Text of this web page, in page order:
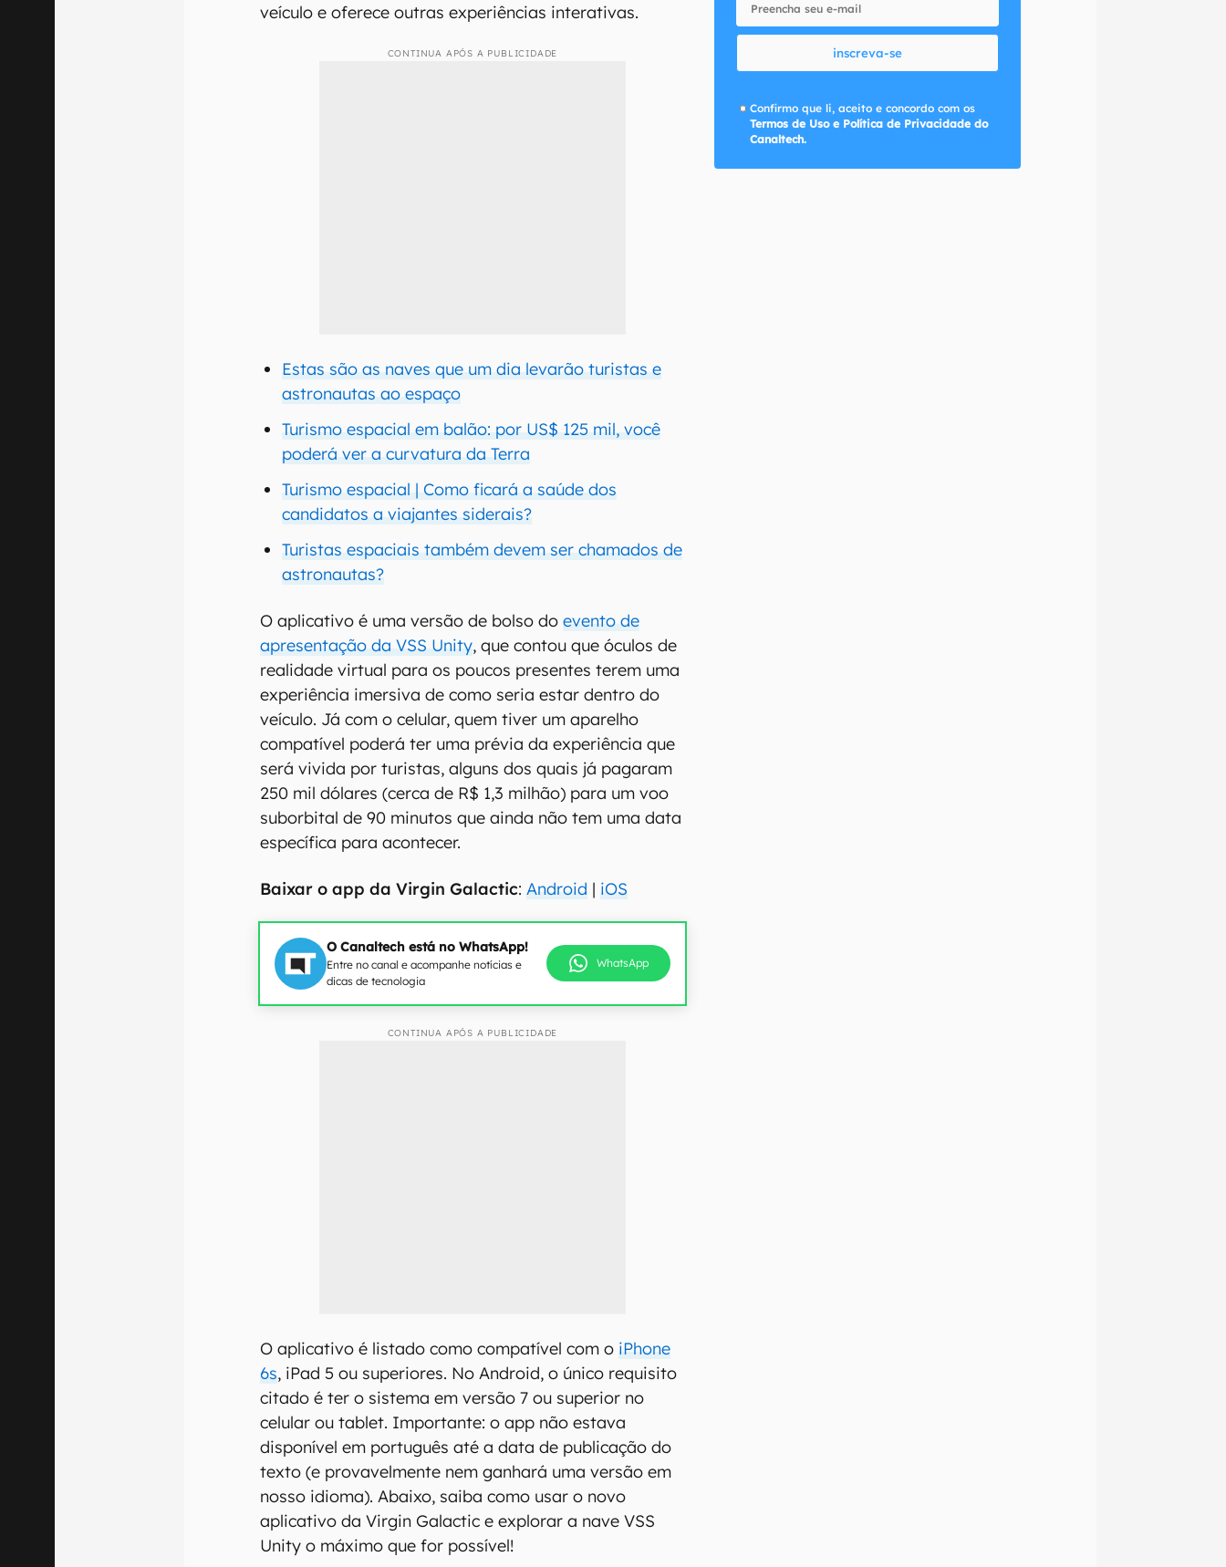
veículo e oferece outras experiências interativas.
CONTINUA APÓS A PUBLICIDADE
Estas são as naves que um dia levarão turistas e
astronautas ao espaço
Turismo espacial em balão: por US$ 125 mil, você
poderá ver a curvatura da Terra
Turismo espacial | Como ficará a saúde dos
candidatos a viajantes siderais?
Turistas espaciais também devem ser chamados de
astronautas?
O aplicativo é uma versão de bolso doevento de
apresentação da VSS Unity, que contou que óculos de
realidade virtual para os poucos presentes terem uma
experiência imersiva de como seria estar dentro do
veículo. Já com o celular, quem tiver um aparelho
compatível poderá ter uma prévia da experiência que
será vivida por turistas, alguns dos quais já pagaram
250 mil dólares (cerca de R$ 1,3 milhão) para um voo
suborbital de 90 minutos que ainda não tem uma data
específica para acontecer.
Baixar o app da Virgin Galactic:Android | iOS
O Canaltech está no WhatsApp!
Entre no canal e acompanhe notícias e
dicas de tecnologia
WhatsApp
CONTINUA APÓS A PUBLICIDADE
O aplicativo é listado como compatível com o iPhone
6s, iPad 5 ou superiores. No Android, o único requisito
citado é ter o sistema em versão 7 ou superior no
celular ou tablet. Importante: o app não estava
disponível em português até a data de publicação do
texto (e provavelmente nem ganhará uma versão em
nosso idioma). Abaixo, saiba como usar o novo
aplicativo da Virgin Galactic e explorar a nave VSS
Unity o máximo que for possível!
inscreva-se
Confirmo que li, aceito e concordo com os
Termos de Uso e Política de Privacidade do
Canaltech.